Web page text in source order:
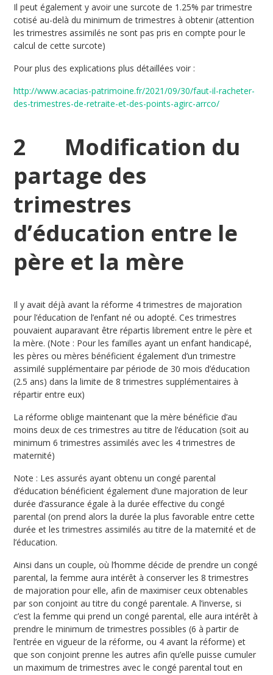
Il peut également y avoir une surcote de 1.25% par trimestre
cotisé au-delà du minimum de trimestres à obtenir (attention
les trimestres assimilés ne sont pas pris en compte pour le
calcul de cette surcote)
Pour plus des explications plus détaillées voir :
http://www.acacias-patrimoine.fr/2021/09/30/faut-il-racheter-
des-trimestres-de-retraite-et-des-points-agirc-arrco/
2 Modification du
partage des
trimestres
d’éducation entre le
père et la mère
Il y avait déjà avant la réforme 4 trimestres de majoration
pour l’éducation de l’enfant né ou adopté. Ces trimestres
pouvaient auparavant être répartis librement entre le père et
la mère. (Note : Pour les familles ayant un enfant handicapé,
les pères ou mères bénéficient également d’un trimestre
assimilé supplémentaire par période de 30 mois d’éducation
(2.5 ans) dans la limite de 8 trimestres supplémentaires à
répartir entre eux)
La réforme oblige maintenant que la mère bénéficie d’au
moins deux de ces trimestres au titre de l’éducation (soit au
minimum 6 trimestres assimilés avec les 4 trimestres de
maternité)
Note : Les assurés ayant obtenu un congé parental
d’éducation bénéficient également d’une majoration de leur
durée d’assurance égale à la durée effective du congé
parental (on prend alors la durée la plus favorable entre cette
durée et les trimestres assimilés au titre de la maternité et de
l’éducation.
Ainsi dans un couple, où l’homme décide de prendre un congé
parental, la femme aura intérêt à conserver les 8 trimestres
de majoration pour elle, afin de maximiser ceux obtenables
par son conjoint au titre du congé parentale. A l’inverse, si
c’est la femme qui prend un congé parental, elle aura intérêt à
prendre le minimum de trimestres possibles (6 à partir de
l’entrée en vigueur de la réforme, ou 4 avant la réforme) et
que son conjoint prenne les autres afin qu’elle puisse cumuler
un maximum de trimestres avec le congé parental tout en